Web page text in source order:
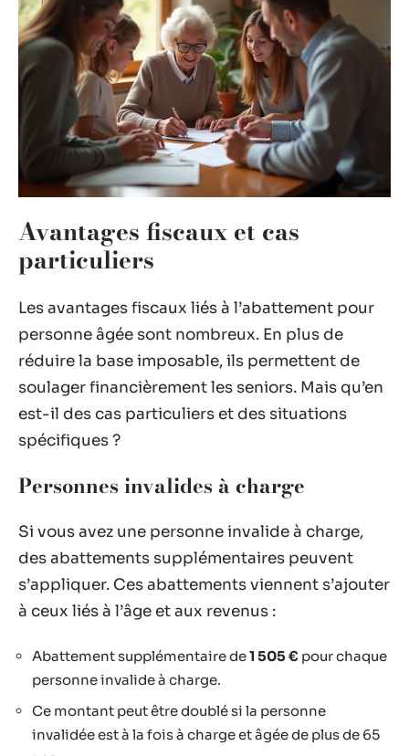
Avantages fiscaux et cas
particuliers
Les avantages fiscaux liés à l’abattement pour
personne âgée sont nombreux. En plus de
réduire la base imposable, ils permettent de
soulager financièrement les seniors. Mais qu’en
est-il des cas particuliers et des situations
spécifiques ?
Personnes invalides à charge
Si vous avez une personne invalide à charge,
des abattements supplémentaires peuvent
s’appliquer. Ces abattements viennent s’ajouter
à ceux liés à l’âge et aux revenus :
Abattement supplémentaire de1 505 € pour chaque
personne invalide à charge.
Ce montant peut être doublé si la personne
invalidée est à la fois à charge et âgée de plus de 65